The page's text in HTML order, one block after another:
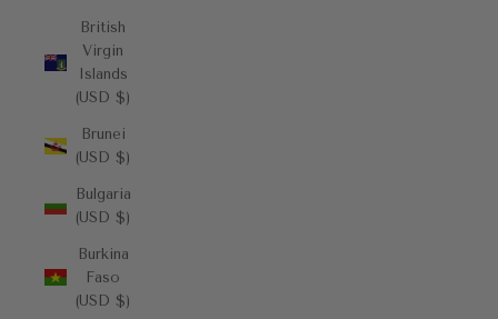
British
Virgin
Islands
(USD $)
Brunei
(USD $)
Bulgaria
(USD $)
Burkina
Faso
(USD $)